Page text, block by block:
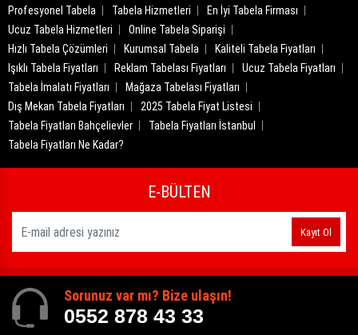
Profesyonel Tabela
Tabela Hizmetleri
En İyi Tabela Firması
Ucuz Tabela Hizmetleri
Online Tabela Siparişi
Hızlı Tabela Çözümleri
Kurumsal Tabela
Kaliteli Tabela Fiyatları
Işıklı Tabela Fiyatları
Reklam Tabelası Fiyatları
Ucuz Tabela Fiyatları
Tabela İmalatı Fiyatları
Mağaza Tabelası Fiyatları
Dış Mekan Tabela Fiyatları
2025 Tabela Fiyat Listesi
Tabela Fiyatları Bahçelievler
Tabela Fiyatları İstanbul
Tabela Fiyatları Ne Kadar?
E-BÜLTEN
Kayıt Ol
Sorunuz var mı? Bize ulaşın!
0552 878 43 33